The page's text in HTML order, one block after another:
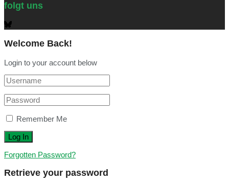
folgt uns
Welcome Back!
Login to your account below
Remember Me
Forgotten Password?
Retrieve your password